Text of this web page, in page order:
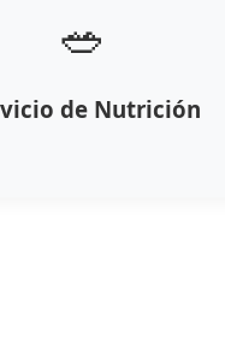
🥗
de Nutrición